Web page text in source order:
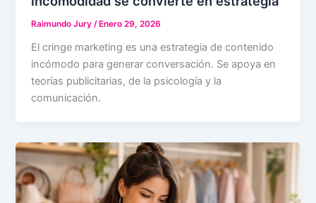
Raimundo Jury/ Enero 29, 2026
El cringe marketing es una estrategia de contenido
incómodo para generar conversación. Se apoya en
teorías publicitarias, de la psicología y la
comunicación.